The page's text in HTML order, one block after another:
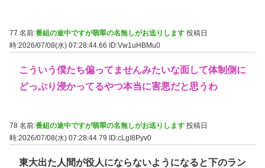
77 名前:番組の途中ですが翡翠の名無しがお送りします 投稿日
時:2026/07/08(水) 07:28:44.66
ID:Vw1uHBMu0
こういう僕たち偏ってませんみたいな面して体制側に
どっぷり浸かってるやつ本当に害悪だと思うわ
78 名前:番組の途中ですが翡翠の名無しがお送りします 投稿日
時:2026/07/08(水) 07:28:44.79 ID:cLgI8Pyv0
東大出た人間が役人にならないようになると下のラン